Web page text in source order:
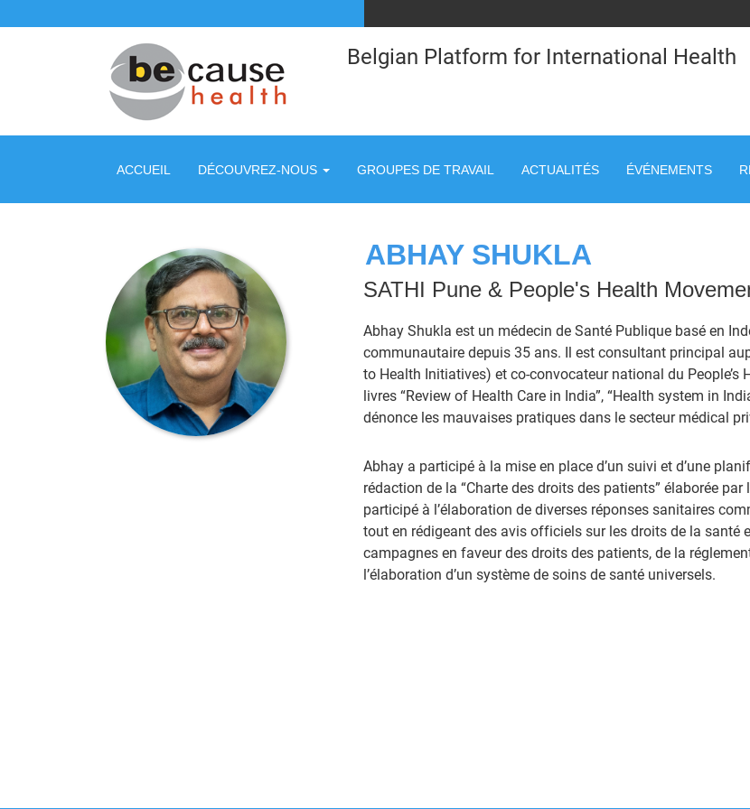
Belgian Platform for International Health
ACCUEIL DÉCOUVREZ-NOUS GROUPES DE TRAVAIL ACTUALITÉS ÉVÉNEMENTS
ABHAY SHUKLA
SATHI Pune & People's Health
Abhay Shukla est un médecin de Santé Publique basé en
communautaire depuis 35 ans. Il est consultant principal
to Health Initiatives) et co-convocateur national du
livres “Review of Health Care in India”, “Health system in
dénonce les mauvaises pratiques dans le secteur médical
Abhay a participé à la mise en place d’un suivi et d’une
rédaction de la “Charte des droits des patients” élaborée
participé à l’élaboration de diverses réponses sanitaires
tout en rédigeant des avis officiels sur les droits de la santé
campagnes en faveur des droits des patients, de la
l’élaboration d’un système de soins de santé universels.